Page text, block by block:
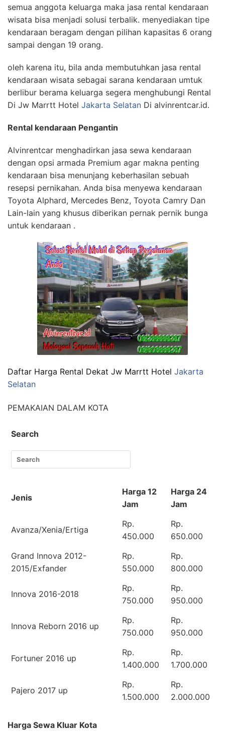
semua anggota keluarga maka jasa rental kendaraan
wisata bisa menjadi solusi terbalik. menyediakan tipe
kendaraan beragam dengan pilihan kapasitas 6 orang
sampai dengan 19 orang.
oleh karena itu, bila anda membutuhkan jasa rental
kendaraan wisata sebagai sarana kendaraan umtuk
berlibur berama keluarga segera menghubungi Rental
Di Jw Marrtt Hotel Jakarta Selatan Di alvinrentcar.id.
Rental kendaraan Pengantin
Alvinrentcar menghadirkan jasa sewa kendaraan
dengan opsi armada Premium agar makna penting
kendaraan bisa menunjang keberhasilan sebuah
resepsi pernikahan. Anda bisa menyewa kendaraan
Toyota Alphard, Mercedes Benz, Toyota Camry Dan
Lain-lain yang khusus diberikan pernak pernik bunga
untuk kendaraan .
Daftar Harga Rental Dekat Jw Marrtt Hotel Jakarta
Selatan
PEMAKAIAN DALAM KOTA
Search
Jenis
Harga 12
Jam
Harga 24
Jam
Avanza/Xenia/Ertiga
Rp.
450.000
Rp.
650.000
Grand Innova 2012-
2015/Exfander
Rp.
550.000
Rp.
800.000
Innova 2016-2018
Rp.
750.000
Rp.
950.000
Innova Reborn 2016 up
Rp.
750.000
Rp.
950.000
Fortuner 2016 up
Rp.
1.400.000
Rp.
1.700.000
Pajero 2017 up
Rp.
1.500.000
Rp.
2.000.000
Harga Sewa Kluar Kota